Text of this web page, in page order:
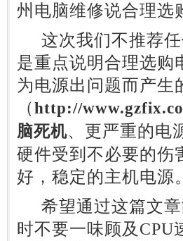
州电脑维修说合理选
这次我们不推荐任
是重点说明合理选购
为电源出问题而产生
（ http://
脑死机、更严重的电
硬件受到不必要的伤
好，稳定的主机电源。
希望通过这篇文章
时不要一味顾及